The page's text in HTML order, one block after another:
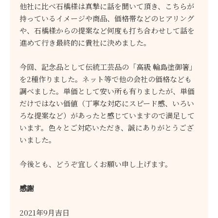
他社に比べ石橋様は真摯に話を聞いて頂き、こちらが
持っているイメージや商品、価格帯などのヒアリング
や、石橋様からの提案など何度も打ち合わせして話を
進めて行き最終的に貴社に決めました。
今回、記念品として伝統工芸品の「高級 輪島塗御箸」
を2種作りました。ネット等で他の会社の価格なども
調べました。単価として安い所も有りましたが、単価
だけではない価値（丁寧な対応にスピード感、いろい
ろな提案など）があったと感じていますので満足して
います。色々とご対応いただき、誠にありがとうござ
いました。
今後とも、どうぞ宜しくお願い申し上げます。
感謝
2021年9月吉日